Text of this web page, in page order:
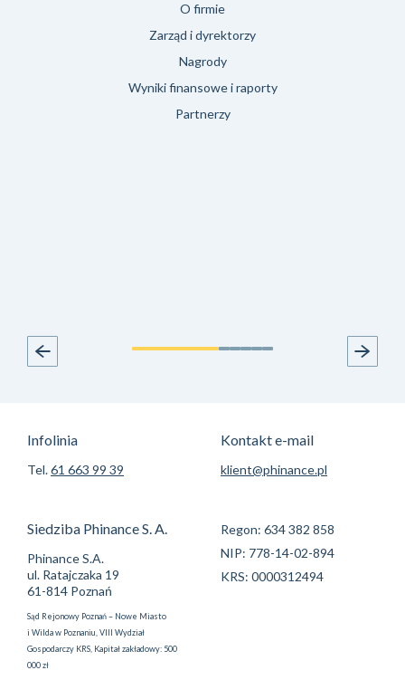
O firmie
Zarząd i dyrektorzy
Nagrody
Wyniki finansowe i raporty
Partnerzy
Infolinia
Tel.61 663 99 39
Kontakt e-mail
klient@phinance.pl
Siedziba Phinance S. A.
Phinance S.A.
ul. Ratajczaka 19
61-814 Poznań
Sąd Rejonowy Poznań – Nowe Miasto
i Wilda w Poznaniu, VIII Wydział
Gospodarczy KRS, Kapitał zakładowy: 500
000 zł
Regon: 634 382 858
NIP: 778-14-02-894
KRS: 0000312494